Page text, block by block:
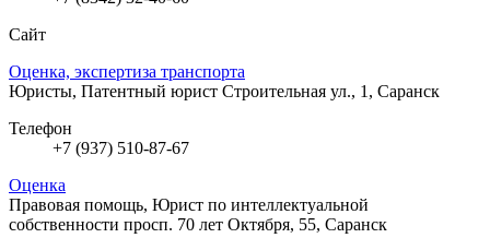
Сайт
Оценка, экспертиза транспорта
Юристы, Патентный юрист Строительная ул., 1, Саранск
Телефон
+7 (937) 510-87-67
Оценка
Правовая помощь, Юрист по интеллектуальной
собственности просп. 70 лет Октября, 55, Саранск